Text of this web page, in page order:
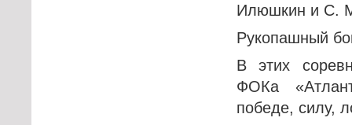
Илюшкин и С.
Рукопашный
В этих
ФОКа
победе, силу,